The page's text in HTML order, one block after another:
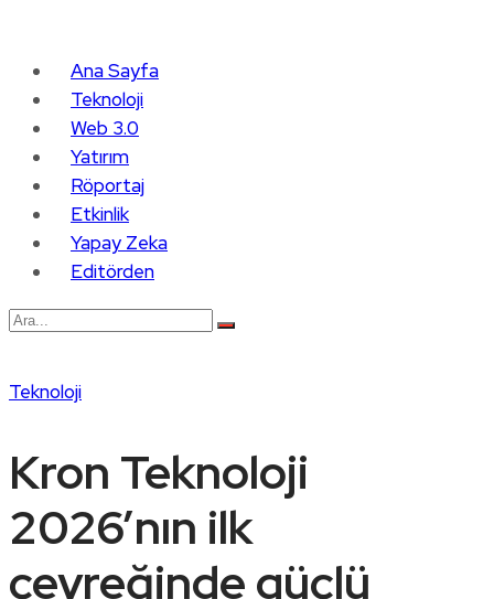
Ana Sayfa
Teknoloji
Web 3.0
Yatırım
Röportaj
Etkinlik
Yapay Zeka
Editörden
Teknoloji
Kron Teknoloji
2026’nın ilk
çeyreğinde güçlü